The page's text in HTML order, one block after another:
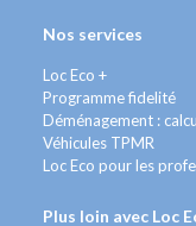
Nos services
Loc Eco +
Programme fidelité
Déménagement :
Véhicules TPMR
Loc Eco pour les
Plus loin avec Loc